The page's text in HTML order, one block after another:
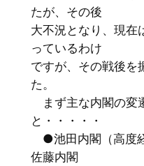
たが、その後
大不況となり、現在
っているわけ
ですが、その戦後を
た。
まず主な内閣の変
と・・・・・
●池田内閣（高度
佐藤内閣